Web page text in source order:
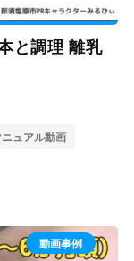
と調理 離乳
ュアル動画
動画事例